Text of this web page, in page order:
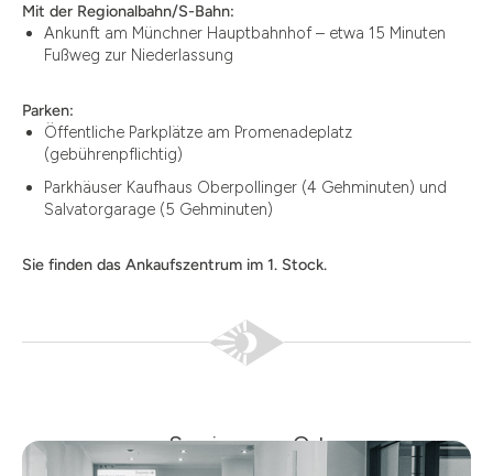
Mit der Regionalbahn/S-Bahn:
Ankunft am Münchner Hauptbahnhof – etwa 15 Minuten
Fußweg zur Niederlassung
Parken:
Öffentliche Parkplätze am Promenadeplatz
(gebührenpflichtig)
Parkhäuser Kaufhaus Oberpollinger (4 Gehminuten) und
Salvatorgarage (5 Gehminuten)
Sie finden das Ankaufszentrum im 1. Stock.
Services vor Ort